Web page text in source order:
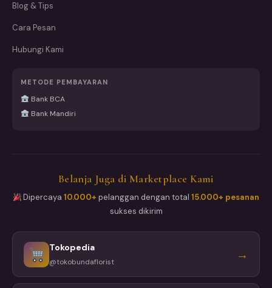
Blog & Tips
Cara Pesan
Hubungi Kami
METODE PEMBAYARAN
Bank BCA
Bank Mandiri
Belanja Juga di Marketplace Kami
Dipercaya10.000+ pelanggan dengan total15.000+ pesanan
sukses dikirim
Tokopedia
@tokobundaflorist →